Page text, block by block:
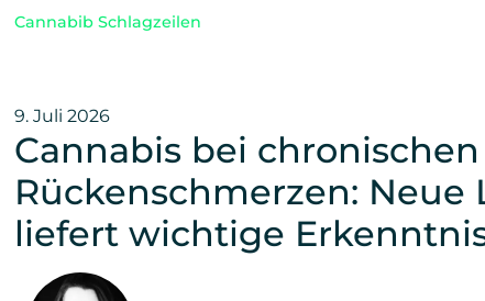
Cannabib Schlagzeilen
9. Juli 2026
Cannabis bei chronischen
Rückenschmerzen: Neue
liefert wichtige